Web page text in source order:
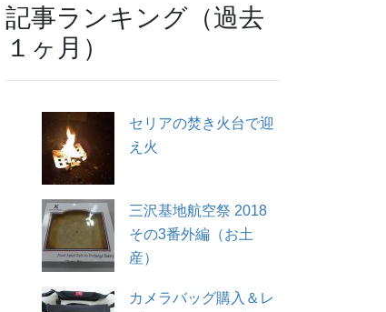
記事ランキング（過去
１ヶ月）
セリアの焚き火台で迎
え火
三沢基地航空祭 2018
その3番外編（お土
産）
カメラバッグ購入＆レ